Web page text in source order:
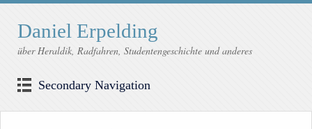
Daniel Erpelding
über Heraldik, Radfahren, Studentengeschichte und anderes
Secondary Navigation